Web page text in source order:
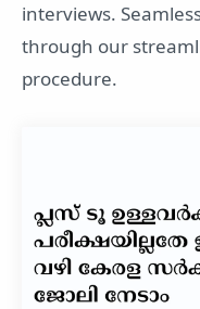
interviews.
through our
procedure.